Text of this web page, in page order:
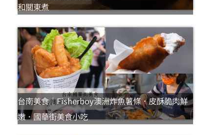
和關東煮
台南美食｜Fisherboy澳洲炸魚薯條．皮酥脆肉鮮
嫩．國華街美食小吃